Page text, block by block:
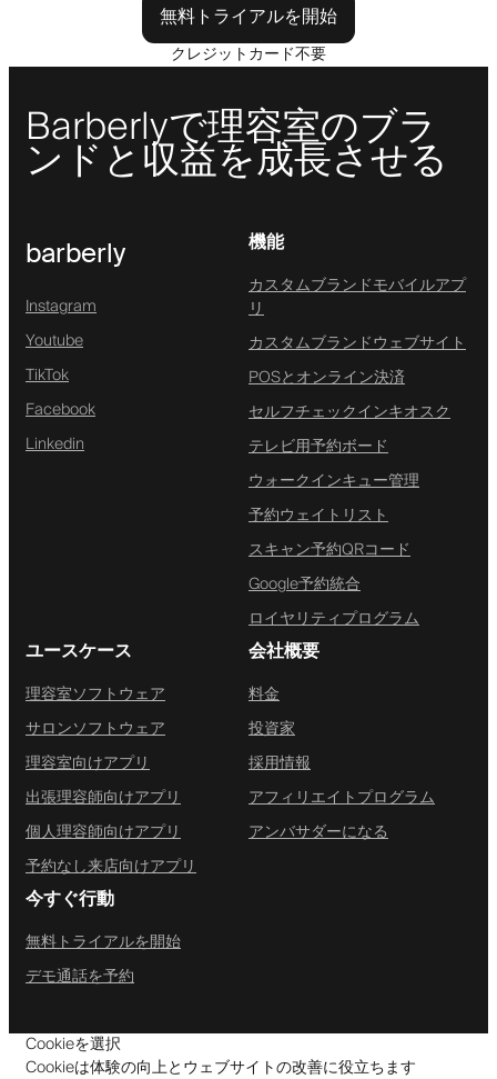
無料トライアルを開始
クレジットカード不要
Barberlyで理容室のブラ
ンドと収益を成長させる
barberly
Instagram
Youtube
TikTok
Facebook
Linkedin
機能
カスタムブランドモバイルアプ
リ
カスタムブランドウェブサイト
POSとオンライン決済
セルフチェックインキオスク
テレビ用予約ボード
ウォークインキュー管理
予約ウェイトリスト
スキャン予約QRコード
Google予約統合
ロイヤリティプログラム
ユースケース
理容室ソフトウェア
サロンソフトウェア
理容室向けアプリ
出張理容師向けアプリ
個人理容師向けアプリ
予約なし来店向けアプリ
会社概要
料金
投資家
採用情報
アフィリエイトプログラム
アンバサダーになる
今すぐ行動
無料トライアルを開始
デモ通話を予約
Cookieを選択
Cookieは体験の向上とウェブサイトの改善に役立ちます